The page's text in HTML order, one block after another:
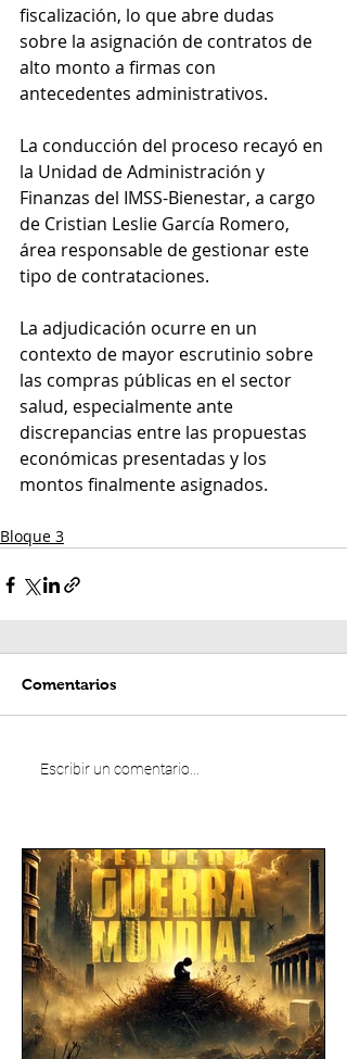
fiscalización, lo que abre dudas
sobre la asignación de contratos de
alto monto a firmas con
antecedentes administrativos.
La conducción del proceso recayó en
la Unidad de Administración y
Finanzas del IMSS-Bienestar, a cargo
de Cristian Leslie García Romero,
área responsable de gestionar este
tipo de contrataciones.
La adjudicación ocurre en un
contexto de mayor escrutinio sobre
las compras públicas en el sector
salud, especialmente ante
discrepancias entre las propuestas
económicas presentadas y los
montos finalmente asignados.
Bloque 3
Comentarios
Escribir un comentario...